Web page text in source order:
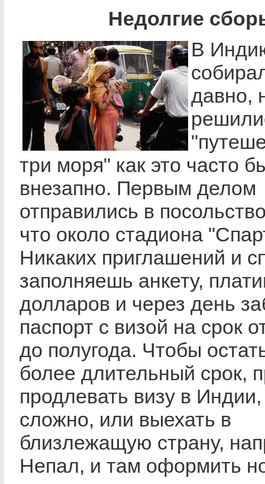
Недолгие
В
давно,
три моря" как это часто
внезапно. Первым делом
отправились в
что около стадиона
Никаких приглашений и
заполняешь анкету,
долларов и через день
паспорт с визой на срок
до полугода. Чтобы
более длительный срок,
продлевать визу в
сложно, или выехать в
близлежащую страну,
Непал, и там оформить